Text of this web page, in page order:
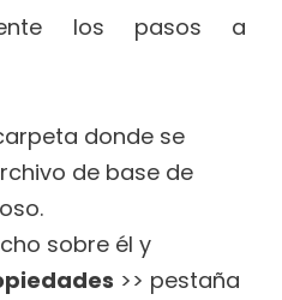
los pasos a
donde se
de base de
sobre él y
>> pestaña